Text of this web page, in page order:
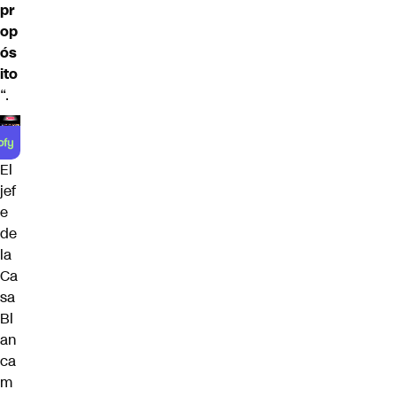
pr
op
ós
ito
“.
El
jef
e
de
la
Ca
sa
Bl
an
ca
m